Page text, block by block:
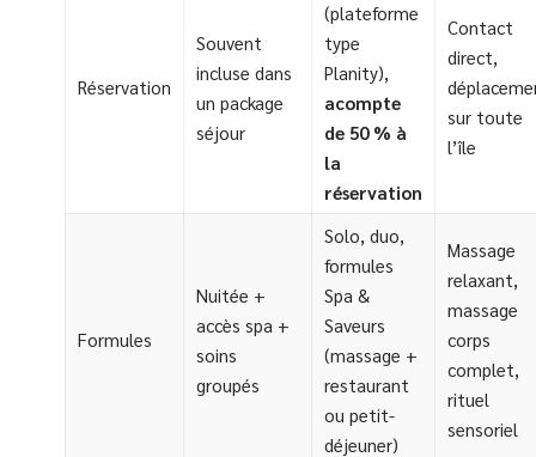
Réservation
Souvent
incluse dans
un package
séjour
(plateforme
type
Planity),
acompte
de 50 % à
la
réservation
Contact
direct,
sur toute
l’île
Formules
Nuitée +
accès spa +
soins
groupés
Solo, duo,
formules
Spa &
Saveurs
(massage +
restaurant
ou petit-
déjeuner)
Massage
relaxant,
massage
corps
complet,
rituel
sensoriel